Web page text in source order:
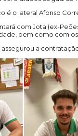
é o lateral Afonso
com Jota (ex-
bem como com
a